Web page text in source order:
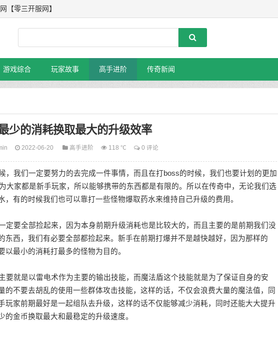
【零三开服网】
游戏综合 玩家故事 高手进阶 传奇新闻
少的消耗换取最大的升级效率
2022-06-20 高手进阶 118 ℃ 0 评论
，我们一定要努力的去完成一件事情，而且在打boss的时候，我们也要计划的更加
大家都是新手玩家，所以能够携带的东西都是有限的。所以在传奇中，无论我们选
有的时候我们也可以靠打一些怪物爆取药水来维持自己升级的费用。
要全部捡起来，因为本身前期升级消耗也是比较大的，而且主要的是前期我们没
东西，我们有必要全部都捡起来。新手在前期打爆并不是越快越好，因为那样的
最小的消耗打最多的怪物为目的。
就是以雷电术作为主要的输出技能，而魔法盾这个技能就是为了保证自身的安
的不要去胡乱的使用一些群体攻击技能，这样的话，不仅会浪费大量的魔法值，同
玩家前期最好是一起组队去升级，这样的话不仅能够减少消耗，同时还能大大提升
金币换取最大和最稳定的升级速度。